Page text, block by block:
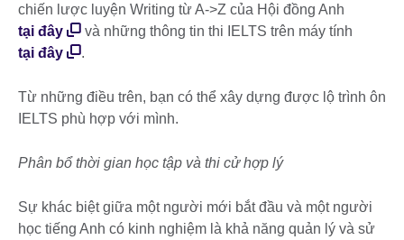
chiến lược luyện Writing từ A->Z của Hội đồng Anh
tại đây
và những thông tin thi IELTS trên máy tính
tại đây
.
Từ những điều trên, bạn có thể xây dựng được lộ trình ôn
IELTS phù hợp với mình.
Phân bổ thời gian học tập và thi cử hợp lý
Sự khác biệt giữa một người mới bắt đầu và một người
học tiếng Anh có kinh nghiệm là khả năng quản lý và sử